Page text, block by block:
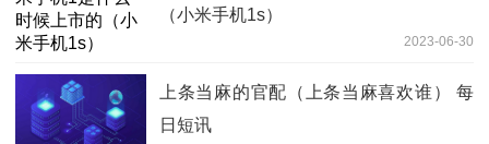
（小米手机1s）
2023-06-30
上条当麻的官配（上条当麻喜欢谁） 每
日短讯